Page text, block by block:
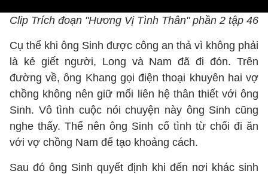
Clip Trích đoạn "Hương Vị Tình Thân" phần 2 tập 46
Cụ thể khi ông Sinh được công an thả vì không phải
là kẻ giết người, Long và Nam đã đi đón. Trên
đường về, ông Khang gọi điện thoại khuyên hai vợ
chồng không nên giữ mối liên hệ thân thiết với ông
Sinh. Vô tình cuộc nói chuyện này ông Sinh cũng
nghe thấy. Thế nên ông Sinh cố tình từ chối đi ăn
với vợ chồng Nam để tạo khoảng cách.
Sau đó ông Sinh quyết định khi đến nơi khác sinh